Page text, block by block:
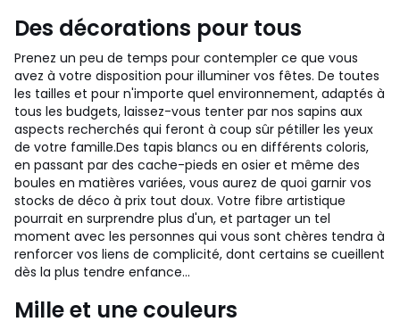
Des décorations pour tous
Prenez un peu de temps pour contempler ce que vous
avez à votre disposition pour illuminer vos fêtes. De toutes
les tailles et pour n'importe quel environnement, adaptés à
tous les budgets, laissez-vous tenter par nos sapins aux
aspects recherchés qui feront à coup sûr pétiller les yeux
de votre famille.Des tapis blancs ou en différents coloris,
en passant par des cache-pieds en osier et même des
boules en matières variées, vous aurez de quoi garnir vos
stocks de déco à prix tout doux. Votre fibre artistique
pourrait en surprendre plus d'un, et partager un tel
moment avec les personnes qui vous sont chères tendra à
renforcer vos liens de complicité, dont certains se cueillent
dès la plus tendre enfance...
Mille et une couleurs